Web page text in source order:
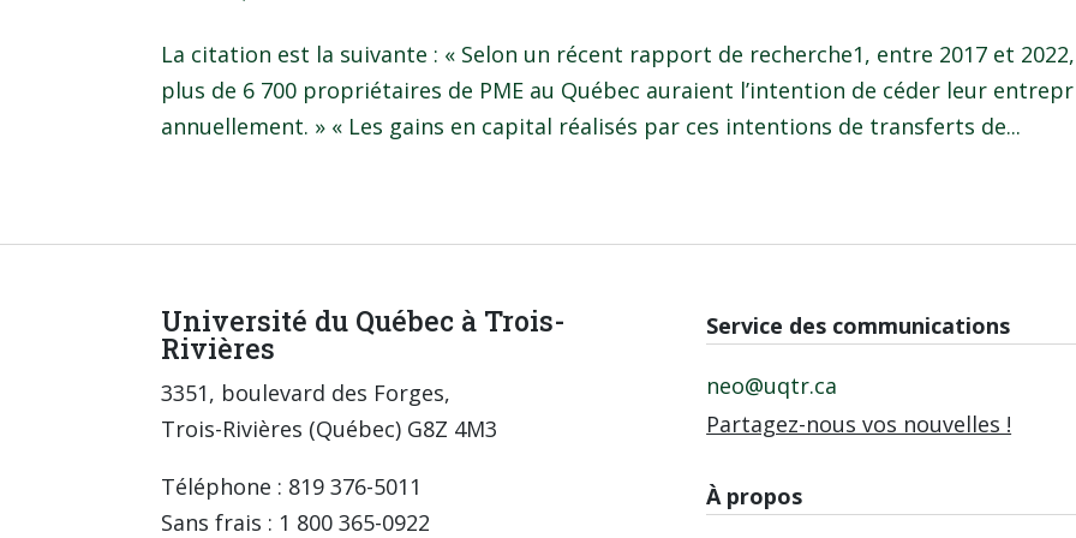
La citation est la suivante : « Selon un récent rapport de recherche1, entre 2017 et 2022,
plus de 6 700 propriétaires de PME au Québec auraient l’intention de céder leur
annuellement. » « Les gains en capital réalisés par ces intentions de transferts de...
Université du Québec à Trois-
Rivières
3351, boulevard des Forges,
Trois-Rivières (Québec) G8Z 4M3
Téléphone : 819 376-5011
Sans frais : 1 800 365-0922
Service des communications
neo@uqtr.ca
Partagez-nous vos nouvelles !
À propos